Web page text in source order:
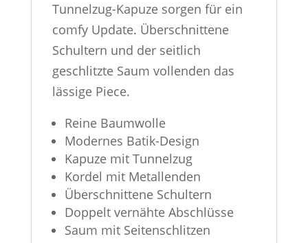
Tunnelzug-Kapuze sorgen für ein
comfy Update. Überschnittene
Schultern und der seitlich
geschlitzte Saum vollenden das
lässige Piece.
Reine Baumwolle
Modernes Batik-Design
Kapuze mit Tunnelzug
Kordel mit Metallenden
Überschnittene Schultern
Doppelt vernähte Abschlüsse
Saum mit Seitenschlitzen